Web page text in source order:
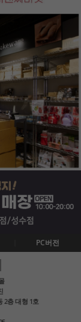
PC버전
2층 대형 1호